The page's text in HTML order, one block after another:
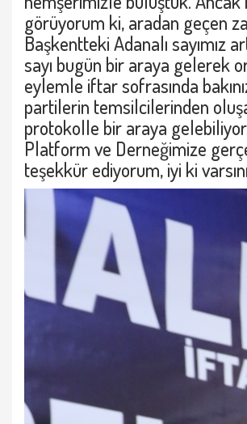
görüyorum ki, aradan geçen
Başkentteki Adanalı sayımız
sayı bugün bir araya gelerek
eylemle iftar sofrasında
partilerin temsilcilerinden
protokolle bir araya
Platform ve Derneğimize
teşekkür ediyorum, iyi ki